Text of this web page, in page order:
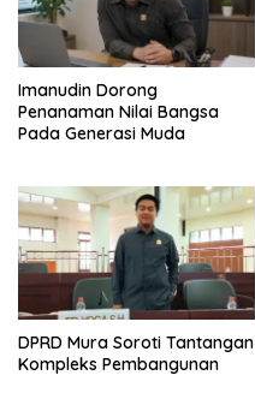
Imanudin Dorong
Penanaman Nilai Bangsa
Pada Generasi Muda
DPRD Mura Soroti Tantangan
Kompleks Pembangunan